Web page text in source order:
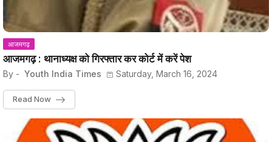
आजमगढ़
आजमगढ़ : थानाध्यक्ष को गिरफ्तार कर कोर्ट में करें पेश
By - Youth India Times Saturday, March 16, 2024
Read Now